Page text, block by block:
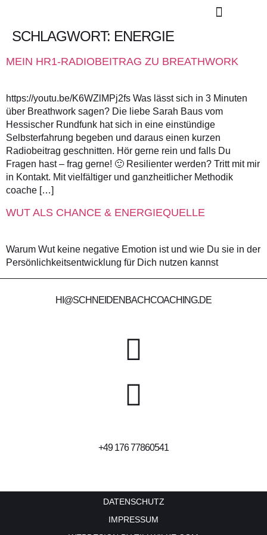
SCHLAGWORT: ENERGIE
MEIN HR1-RADIOBEITRAG ZU BREATHWORK
https://youtu.be/K6WZlMPj2fs Was lässt sich in 3 Minuten
über Breathwork sagen? Die liebe Sarah Baus vom
Hessischer Rundfunk hat sich in eine einstündige
Selbsterfahrung begeben und daraus einen kurzen
Radiobeitrag geschnitten. Hör gerne rein und falls Du
Fragen hast – frag gerne! 🙂 Resilienter werden? Tritt mit mir
in Kontakt. Mit vielfältiger und ganzheitlicher Methodik
coache […]
WUT ALS CHANCE & ENERGIEQUELLE
Warum Wut keine negative Emotion ist und wie Du sie in der
Persönlichkeitsentwicklung für Dich nutzen kannst
HI@SCHNEIDENBACHCOACHING.DE
‭+49 176 77860541‬
DATENSCHUTZ
IMPRESSUM